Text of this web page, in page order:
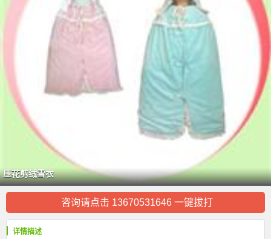
压花剪绒雪衣
咨询请点击 13670531646 一键拔打
详情描述